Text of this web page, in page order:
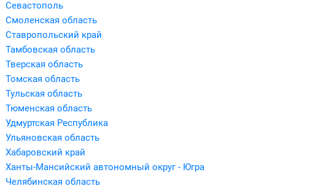
Севастополь
Смоленская область
Ставропольский край
Тамбовская область
Тверская область
Томская область
Тульская область
Тюменская область
Удмуртская Республика
Ульяновская область
Хабаровский край
Ханты-Мансийский автономный округ - Югра
Челябинская область